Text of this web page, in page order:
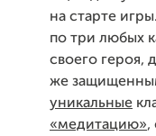
на старте
по три любых
своего героя,
же
уникальные
«медитацию»,